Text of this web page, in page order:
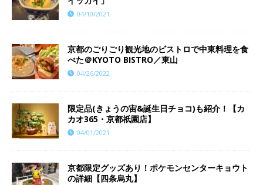
04/10/2021
京都のごりごり観光地のビストロで中東料理を食
べた＠KYOTO BISTRO／東山
04/26/2022
限定品(きょうの宙&誕生日チョコ)も紹介！【カ
カオ365・京都祇園店】
04/01/2021
京都限定グッズあり！ポケモンセンターキョウト
の詳細【四条烏丸】